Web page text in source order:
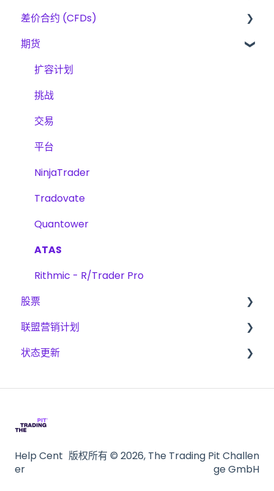
采购
产品
账户验证
交易
挑战
扩展计划
CFD
期貨
股票
费用
奖励方法
差价合约 (CFDs)
产品
交易
挑战
平台
期货
扩容计划
挑战
交易
平台
NinjaTrader
Tradovate
Quantower
ATAS
Rithmic - R/Trader Pro
股票
挑战
联盟营销计划
支付
状态更新
Help Cent
er
版权所有 © 2026, The Trading Pit Challen
ge GmbH